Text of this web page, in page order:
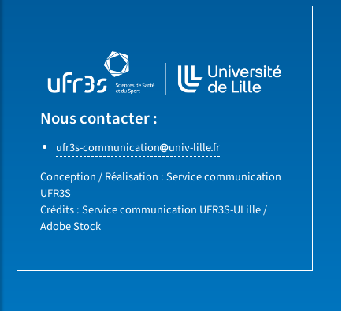
Nous contacter :
ufr3s-communication univ-lillefr
Conception / Réalisation : Service communication
UFR3S
Crédits : Service communication UFR3S-ULille /
Adobe Stock